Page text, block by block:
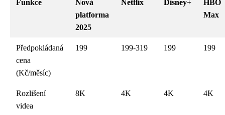
Funkce
Nová
platforma
2025
Netflix Disney+
HBO
Max
Předpokládaná
cena
(Kč/měsíc)
199 199-319 199 199
Rozlišení
videa
8K 4K 4K 4K